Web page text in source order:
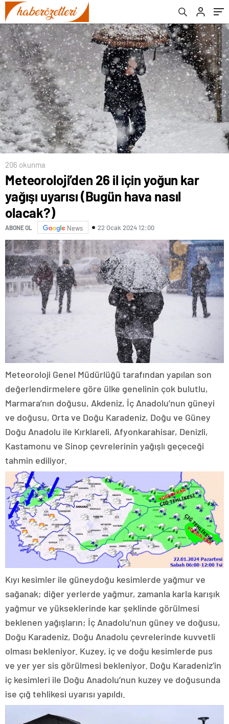
206 okunma
Meteoroloji’den 26 il için yoğun kar
yağışı uyarısı (Bugün hava nasıl
olacak?)
ABONE OL News 22 Ocak 2024 12:00
Meteoroloji Genel Müdürlüğü tarafından yapılan son
değerlendirmelere göre ülke genelinin çok bulutlu,
Marmara’nın doğusu, Akdeniz, İç Anadolu’nun güneyi
ve doğusu, Orta ve Doğu Karadeniz, Doğu ve Güney
Doğu Anadolu ile Kırklareli, Afyonkarahisar, Denizli,
Kastamonu ve Sinop çevrelerinin yağışlı geçeceği
tahmin ediliyor.
Kıyı kesimler ile güneydoğu kesimlerde yağmur ve
sağanak; diğer yerlerde yağmur, zamanla karla karışık
yağmur ve yükseklerinde kar şeklinde görülmesi
beklenen yağışların; İç Anadolu’nun güney ve doğusu,
Doğu Karadeniz, Doğu Anadolu çevrelerinde kuvvetli
olması bekleniyor. Kuzey, iç ve doğu kesimlerde pus
ve yer yer sis görülmesi bekleniyor. Doğu Karadeniz’in
iç kesimleri ile Doğu Anadolu’nun kuzey ve doğusunda
ise çığ tehlikesi uyarısı yapıldı.